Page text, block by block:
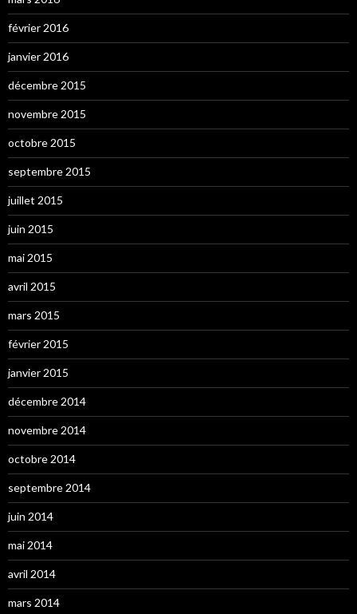
février 2016
janvier 2016
décembre 2015
novembre 2015
octobre 2015
septembre 2015
juillet 2015
juin 2015
mai 2015
avril 2015
mars 2015
février 2015
janvier 2015
décembre 2014
novembre 2014
octobre 2014
septembre 2014
juin 2014
mai 2014
avril 2014
mars 2014